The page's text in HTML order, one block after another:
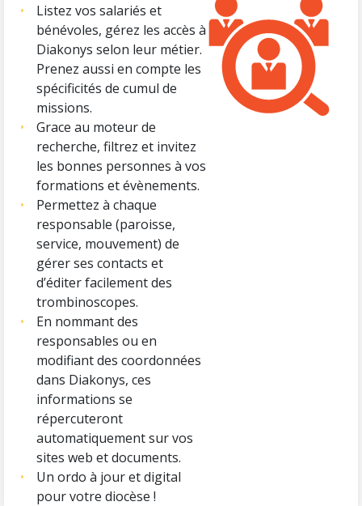
Listez vos salariés et
bénévoles, gérez les accès à
Diakonys selon leur métier.
Prenez aussi en compte les
spécificités de cumul de
missions.
Grace au moteur de
recherche, filtrez et invitez
les bonnes personnes à vos
formations et évènements.
Permettez à chaque
responsable (paroisse,
service, mouvement) de
gérer ses contacts et
d’éditer facilement des
trombinoscopes.
En nommant des
responsables ou en
modifiant des coordonnées
dans Diakonys, ces
informations se
répercuteront
automatiquement sur vos
sites web et documents.
Un ordo à jour et digital
pour votre diocèse !